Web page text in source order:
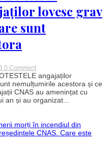
lovesc grav
sunt
0 Commenton
Casele
de
BLOCATE!
PROTESTELE
grav
sistemul
angajaților
nemulțumirile acestora și ce
CNAS au amenințat cu
an și au organizat...